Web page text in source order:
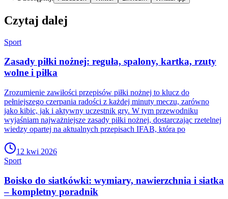
Czytaj dalej
Sport
Zasady piłki nożnej: reguła, spalony, kartka, rzuty
wolne i piłka
Zrozumienie zawiłości przepisów piłki nożnej to klucz do
pełniejszego czerpania radości z każdej minuty meczu, zarówno
jako kibic, jak i aktywny uczestnik gry. W tym przewodniku
wyjaśniam najważniejsze zasady piłki nożnej, dostarczając rzetelnej
wiedzy opartej na aktualnych przepisach IFAB, która po
12 kwi 2026
Sport
Boisko do siatkówki: wymiary, nawierzchnia i siatka
– kompletny poradnik